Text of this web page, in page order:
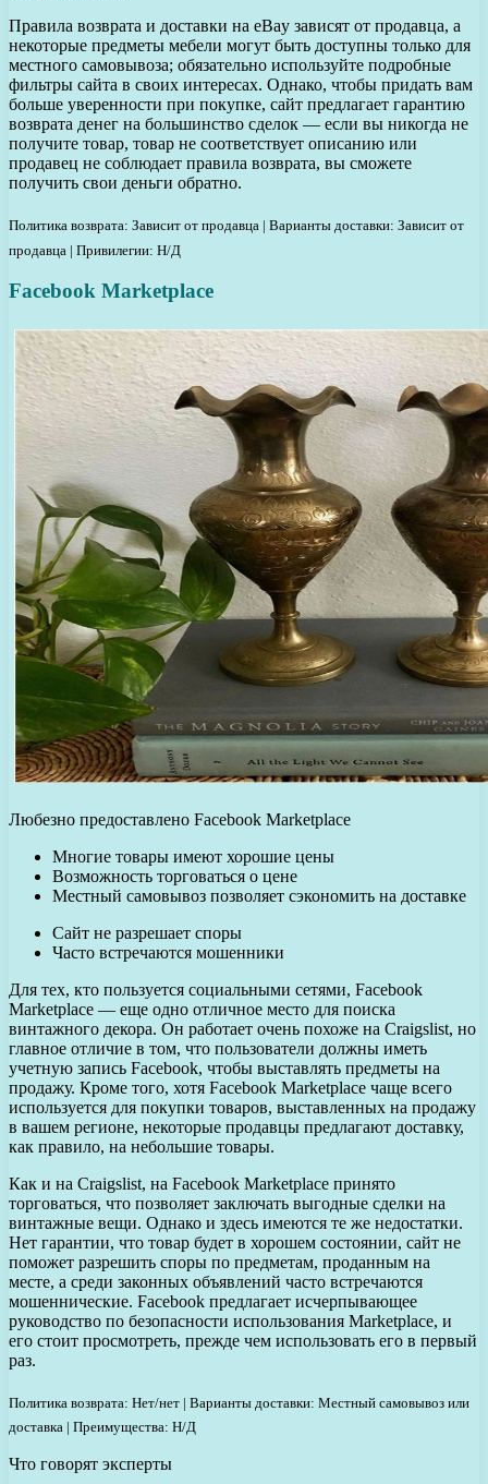
Правила возврата и доставки на eBay зависят от продавца, а
некоторые предметы мебели могут быть доступны только для
местного самовывоза; обязательно используйте подробные
фильтры сайта в своих интересах. Однако, чтобы придать вам
больше уверенности при покупке, сайт предлагает гарантию
возврата денег на большинство сделок — если вы никогда не
получите товар, товар не соответствует описанию или
продавец не соблюдает правила возврата, вы сможете
получить свои деньги обратно.
Политика возврата: Зависит от продавца | Варианты доставки: Зависит от
продавца | Привилегии: Н/Д
Facebook Marketplace
Любезно предоставлено Facebook Marketplace
Многие товары имеют хорошие цены
Возможность торговаться о цене
Местный самовывоз позволяет сэкономить на доставке
Сайт не разрешает споры
Часто встречаются мошенники
Для тех, кто пользуется социальными сетями, Facebook
Marketplace — еще одно отличное место для поиска
винтажного декора. Он работает очень похоже на Craigslist, но
главное отличие в том, что пользователи должны иметь
учетную запись Facebook, чтобы выставлять предметы на
продажу. Кроме того, хотя Facebook Marketplace чаще всего
используется для покупки товаров, выставленных на продажу
в вашем регионе, некоторые продавцы предлагают доставку,
как правило, на небольшие товары.
Как и на Craigslist, на Facebook Marketplace принято
торговаться, что позволяет заключать выгодные сделки на
винтажные вещи. Однако и здесь имеются те же недостатки.
Нет гарантии, что товар будет в хорошем состоянии, сайт не
поможет разрешить споры по предметам, проданным на
месте, а среди законных объявлений часто встречаются
мошеннические. Facebook предлагает исчерпывающее
руководство по безопасности использования Marketplace, и
его стоит просмотреть, прежде чем использовать его в первый
раз.
Политика возврата: Нет/нет | Варианты доставки: Местный самовывоз или
доставка | Преимущества: Н/Д
Что говорят эксперты